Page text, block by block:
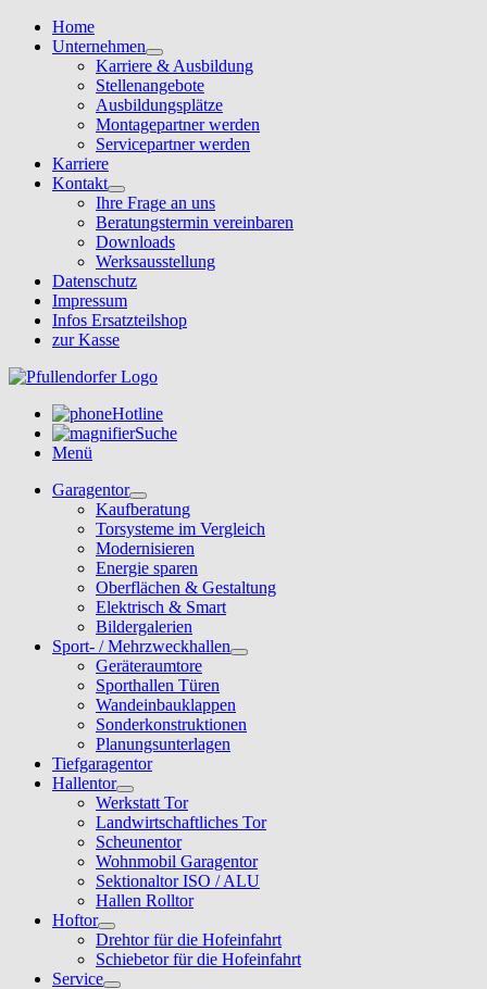
Home
Unternehmen
Karriere & Ausbildung
Stellenangebote
Ausbildungsplätze
Montagepartner werden
Servicepartner werden
Karriere
Kontakt
Ihre Frage an uns
Beratungstermin vereinbaren
Downloads
Werksausstellung
Datenschutz
Impressum
Infos Ersatzteilshop
zur Kasse
Hotline
Suche
Menü
Garagentor
Kaufberatung
Torsysteme im Vergleich
Modernisieren
Energie sparen
Oberflächen & Gestaltung
Elektrisch & Smart
Bildergalerien
Sport- / Mehrzweckhallen
Geräteraumtore
Sporthallen Türen
Wandeinbauklappen
Sonderkonstruktionen
Planungsunterlagen
Tiefgaragentor
Hallentor
Werkstatt Tor
Landwirtschaftliches Tor
Scheunentor
Wohnmobil Garagentor
Sektionaltor ISO / ALU
Hallen Rolltor
Hoftor
Drehtor für die Hofeinfahrt
Schiebetor für die Hofeinfahrt
Service